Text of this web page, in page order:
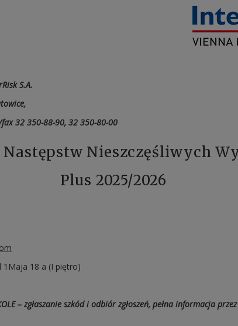
S.A.
32 350-88-90, 32 350-80-00
Nieszczęśliwych
Plus 2025/2026
1Maja 18 a (I piętro)
– zgłaszanie szkód i odbiór zgłoszeń, pełna informacja